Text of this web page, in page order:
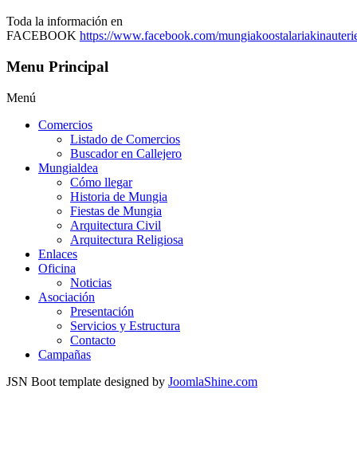
Toda la información en
FACEBOOK https://www.facebook.com/
Menu Principal
Menú
Comercios
Listado de Comercios
Buscador en Callejero
Mungialdea
Cómo llegar
Historia de Mungia
Fiestas de Mungia
Arquitectura Civil
Arquitectura Religiosa
Enlaces
Oficina
Noticias
Asociación
Presentación
Servicios y Estructura
Contacto
Campañas
JSN Boot template designed by JoomlaShine.com